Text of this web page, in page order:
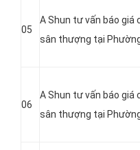
05
A Shun tư vấn báo giá
sân thượng tại
06
A Shun tư vấn báo giá
sân thượng tại